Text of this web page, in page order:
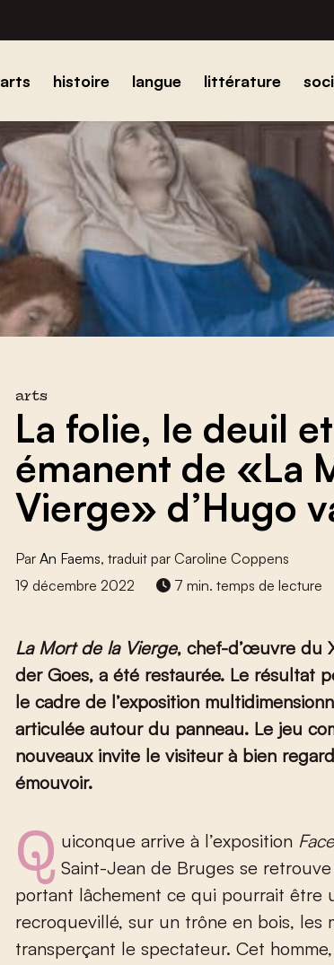
arts histoire langue littérature
arts
La folie, le deuil
émanent de «La
Vierge» d’Hugo
ParAn Faems, traduit par Caroline Coppens
19 décembre 2022
7 min. temps de lecture
La Mort de la Vierge, chef-d’œuvre du
der Goes, a été restaurée. Le résultat
le cadre de l’exposition
articulée autour du panneau. Le jeu
nouveaux invite le visiteur à bien
émouvoir.
Quiconque arrive à l’exposition
Saint-Jean de Bruges se
portant lâchement ce qui pourrait être
recroquevillé, sur un trône en bois, les
transperçant le spectateur. Cet